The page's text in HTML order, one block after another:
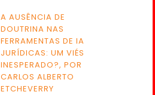
A AUSÊNCIA DE
DOUTRINA NAS
FERRAMENTAS DE IA
JURÍDICAS: UM VIÉS
INESPERADO?, POR
CARLOS ALBERTO
ETCHEVERRY